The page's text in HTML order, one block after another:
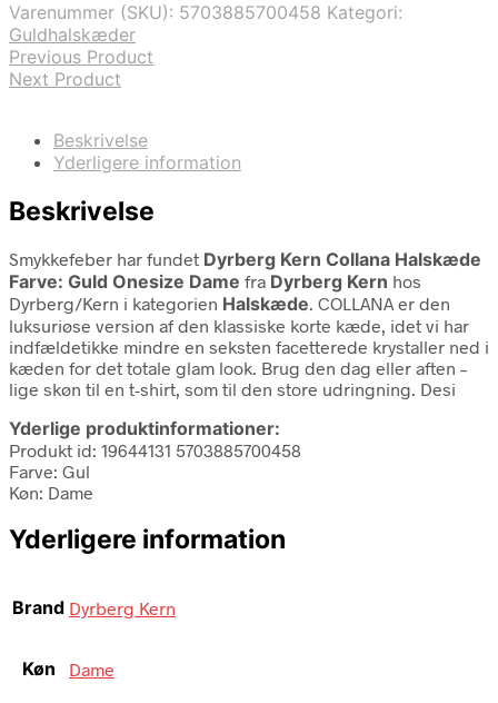
Varenummer (SKU): 5703885700458 Kategori:
Guldhalskæder
Previous Product
Next Product
Beskrivelse
Yderligere information
Beskrivelse
Smykkefeber har fundet Dyrberg Kern Collana Halskæde
Farve: Guld Onesize Dame fra Dyrberg Kern hos
Dyrberg/Kern i kategorien Halskæde. COLLANA er den
luksuriøse version af den klassiske korte kæde, idet vi har
indfældetikke mindre en seksten facetterede krystaller ned i
kæden for det totale glam look. Brug den dag eller aften –
lige skøn til en t-shirt, som til den store udringning. Desi
Yderlige produktinformationer:
Produkt id: 19644131 5703885700458
Farve: Gul
Køn: Dame
Yderligere information
Brand Dyrberg Kern
Køn Dame